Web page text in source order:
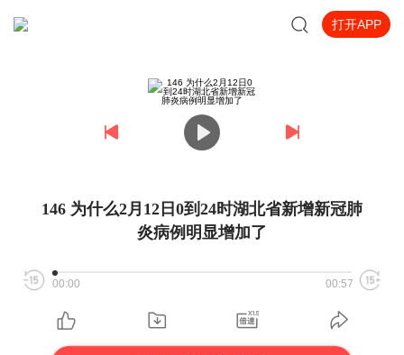
打开APP
146 为什么2月12日0到24时湖北省新增新冠肺
炎病例明显增加了
00:00 00:57